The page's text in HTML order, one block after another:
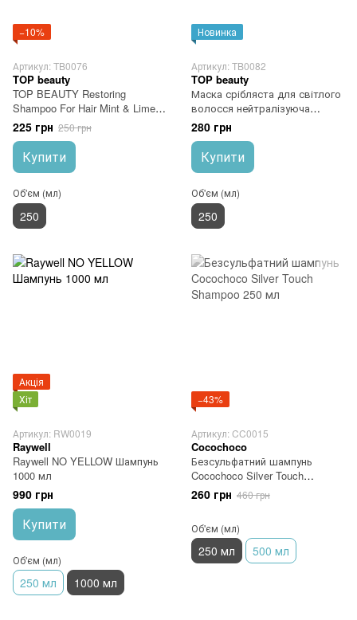
−10%
Артикул: TB0076
TOP beauty
TOP BEAUTY Restoring
Shampoo For Hair Mint & Lime
Шампунь для волосся м'ята
лайм 250 мл
225 грн 250 грн
Купити
Об'єм (мл)
250
Новинка
Артикул: TB0082
TOP beauty
Маска срібляста для світлого
волосся нейтралізуюча
тонуюча TOP BEAUTY Silver
Mask for Blonde Hair
280 грн
Купити
Об'єм (мл)
250
Акція
Хіт
Артикул: RW0019
Raywell
Raywell NO YELLOW Шампунь
1000 мл
990 грн
Купити
Об'єм (мл)
250 мл 1000 мл
−43%
Артикул: CC0015
Cocochoco
Безсульфатний шампунь
Cocochoco Silver Touch
Shampoo 250 мл
260 грн 460 грн
Об'єм (мл)
250 мл 500 мл